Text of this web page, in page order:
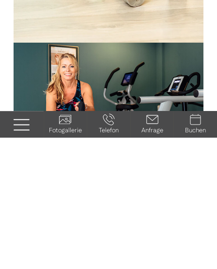
Fotogallerie Telefon Anfrage Buchen